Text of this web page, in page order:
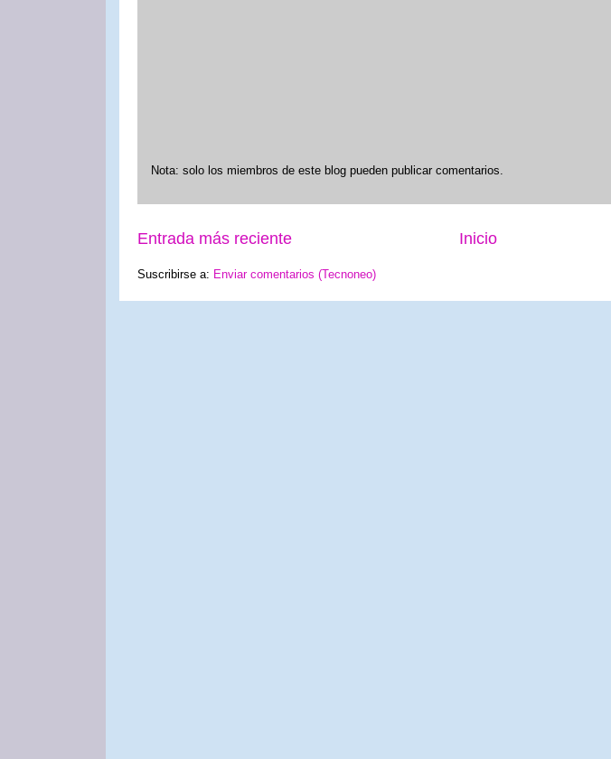
Nota: solo los miembros de este blog pueden publicar comentarios.
Entrada más reciente Inicio
Suscribirse a: Enviar comentarios (Tecnoneo)